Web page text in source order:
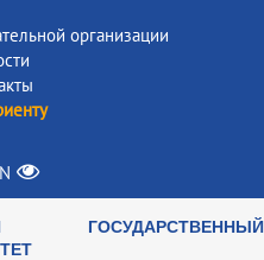
организации
ГОСУДАРСТВЕННЫЙ